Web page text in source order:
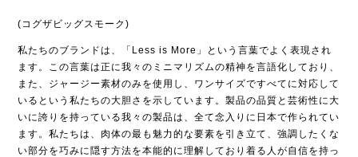
(コグザビッグスモーク)
私たちのブランドは、「Less is More」という言葉でよく表現され
ます。この言葉は正に我々のミニマリズムの精神を言語化しており、
また、ジャージー素材のみを使用し、ワンサイズですべてに対応して
いるという私たちの大胆さを示しています。製品の品質と芸術性に大
いに誇りを持っている我々の製品は、全て念入りに日本で作られてい
ます。私たちは、肉体の最も魅力的な要素を引き立て、強調したくな
い部分を巧みに隠す方法を本能的に理解しており着る人が自信を持っ